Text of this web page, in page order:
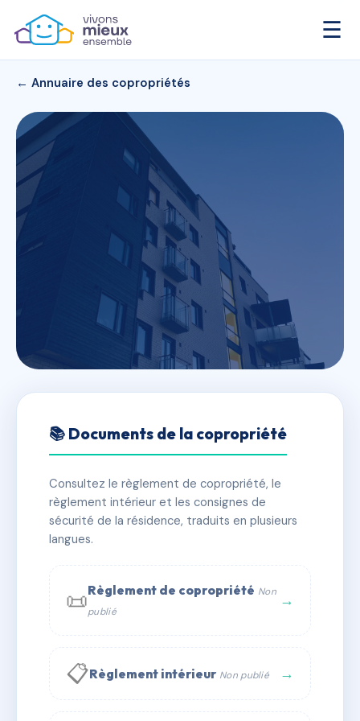
☰
← Annuaire des copropriétés
SDC 32 CHAPTAL
✓ Immatriculée 🏠 3 lots 🏗 1 bâtiment(s)
📞 Contacter Syndic Digital
📚 Documents de la copropriété
Consultez le règlement de copropriété, le
règlement intérieur et les consignes de
sécurité de la résidence, traduits en plusieurs
langues.
📜Règlement de copropriété Non
publié
→
📋Règlement intérieur Non publié →